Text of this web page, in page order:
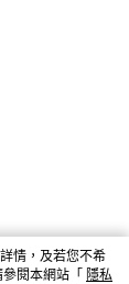
情，及若您不希
閱本網站「 隱私